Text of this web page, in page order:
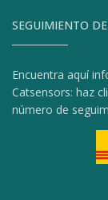
SEGUIMIENTO
Encuentra aquí
Catsensors: haz
número de